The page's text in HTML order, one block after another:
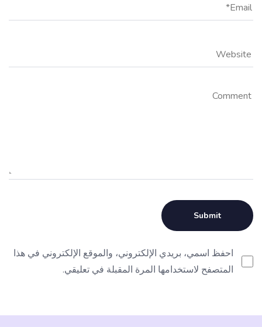
احفظ اسمي، بريدي الإلكتروني، والموقع الإلكتروني في هذا
المتصفح لاستخدامها المرة المقبلة في تعليقي.